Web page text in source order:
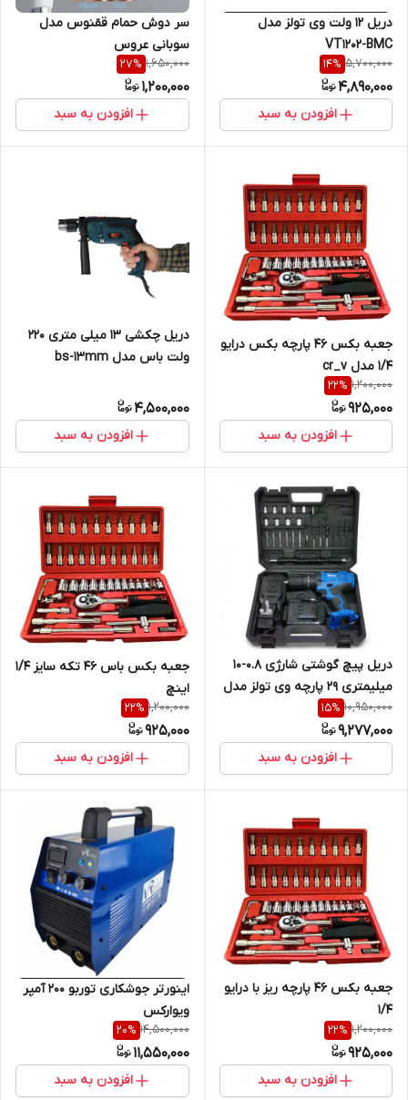
دریل 12 ولت وی تولز مدل
VT1202-BMC
5,700,000
14%
4,890,000
افزودن به سبد
سر دوش حمام ققنوس مدل
سوبانی عروس
1,650,000
27%
1,200,000
افزودن به سبد
جعبه بکس 46 پارچه بکس درایو
1/4 مدل cr_v
1,200,000
22%
925,000
افزودن به سبد
دریل چکشی 13 میلی متری 220
ولت باس مدل bs-13mm
4,500,000
افزودن به سبد
دریل پیچ گوشتی شارژی 0.8-10
میلیمتری 29 پارچه وی تولز مدل
VT1211-KIT
10,950,000
15%
9,277,000
افزودن به سبد
جعبه بکس باس ۴۶ تکه سایز ۱/۴
اینچ
1,200,000
22%
925,000
افزودن به سبد
جعبه بکس 46 پارچه ریز با درایو
1/4
1,200,000
22%
925,000
افزودن به سبد
اینورتر جوشکاری توربو 200 آمپر
ویوارکس
14,500,000
20%
11,550,000
افزودن به سبد